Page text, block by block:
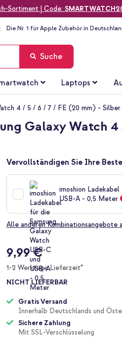
Sortiment | Code:
Die Nr. 1 für Apple Zubehör in
Suche
Laptops
4 / 5 / 6 / 7 / FE (20 mm) - Silber
Galaxy Watch
Vervollständigen Sie Ihre
imoshion
USB-A - 0,5 Meter
Alle anderen Kombinationsangebote
9,99 €
1-2 Werktage Lieferzeit*
NICHT LIEFERBAR
Gratis Versand
Innerhalb Deutschlands und
Sichere Zahlung
Mit SSL-Verschlüsselung